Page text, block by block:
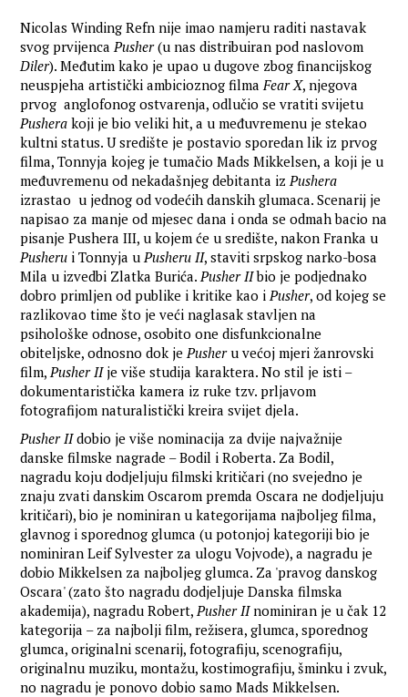
Nicolas Winding Refn nije imao namjeru raditi nastavak
svog prvijenca Pusher(u nas distribuiran pod naslovom
Diler). Međutim kako je upao u dugove zbog financijskog
neuspjeha artistički ambicioznog filma Fear X, njegova
prvog anglofonog ostvarenja, odlučio se vratiti svijetu
Pushera koji je bio veliki hit, a u međuvremenu je stekao
kultni status. U središte je postavio sporedan lik iz prvog
filma, Tonnyja kojeg je tumačio Mads Mikkelsen, a koji je u
međuvremenu od nekadašnjeg debitanta iz Pushera
izrastao u jednog od vodećih danskih glumaca. Scenarij je
napisao za manje od mjesec dana i onda se odmah bacio na
pisanje Pushera III, u kojem će u središte, nakon Franka u
Pusheru i Tonnyja u Pusheru II, staviti srpskog narko-bosa
Mila u izvedbi Zlatka Burića. Pusher IIbio je podjednako
dobro primljen od publike i kritike kao i Pusher, od kojeg se
razlikovao time što je veći naglasak stavljen na
psihološke odnose, osobito one disfunkcionalne
obiteljske, odnosno dok je Pusheru većoj mjeri žanrovski
film, Pusher IIje više studija karaktera. No stil je isti –
dokumentaristička kamera iz ruke tzv. prljavom
fotografijom naturalistički kreira svijet djela.
Pusher IIdobio je više nominacija za dvije najvažnije
danske filmske nagrade – Bodil i Roberta. Za Bodil,
nagradu koju dodjeljuju filmski kritičari (no svejedno je
znaju zvati danskim Oscarom premda Oscara ne dodjeljuju
kritičari), bio je nominiran u kategorijama najboljeg filma,
glavnog i sporednog glumca (u potonjoj kategoriji bio je
nominiran Leif Sylvester za ulogu Vojvode), a nagradu je
dobio Mikkelsen za najboljeg glumca. Za 'pravog danskog
Oscara' (zato što nagradu dodjeljuje Danska filmska
akademija), nagradu Robert, Pusher IInominiran je u čak 12
kategorija – za najbolji film, režisera, glumca, sporednog
glumca, originalni scenarij, fotografiju, scenografiju,
originalnu muziku, montažu, kostimografiju, šminku i zvuk,
no nagradu je ponovo dobio samo Mads Mikkelsen.